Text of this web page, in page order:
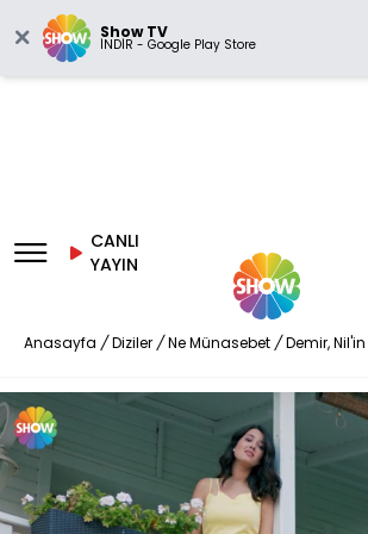
Show TV
İNDİR - Google Play Store
CANLI
YAYIN
Anasayfa / Diziler / Ne Münasebet / Demir,